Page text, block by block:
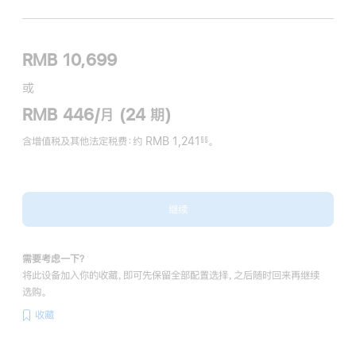
RMB 10,699
或
RMB 446/月 (24 期)
含增值税及其他法定税费 ：约 RMB 1,241 §§ 。
继续
需要考虑一下？
将此设备加入你的收藏，即可先保留全部配置选择，之后随时回来再继续
选购。
收藏